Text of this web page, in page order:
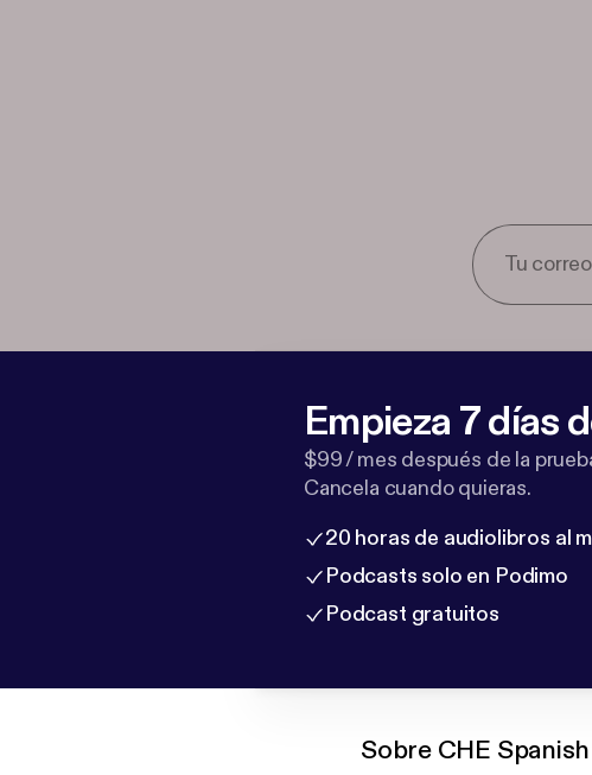
Empieza 7 días
$99 / mes después de la
Cancela cuando quieras.
20 horas de audiolibros al
Podcasts solo en Podimo
Podcast gratuitos
Sobre CHE Spanish